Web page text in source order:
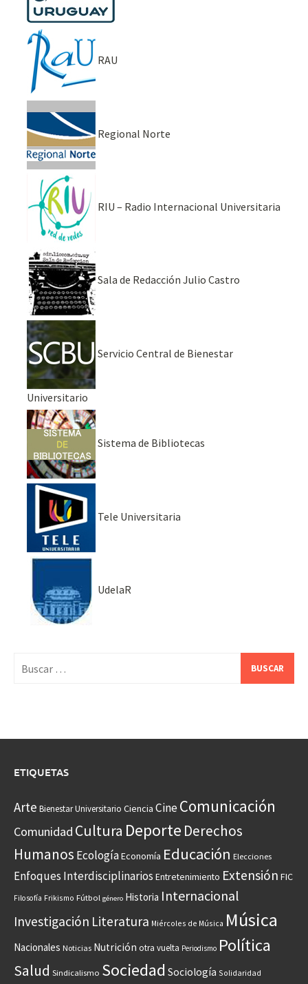
RAU
Regional Norte
RIU – Radio Internacional Universitaria
Sala de Redacción Julio Castro
Servicio Central de Bienestar
Universitario
Sistema de Bibliotecas
Tele Universitaria
UdelaR
ETIQUETAS
Arte Bienestar Universitario Ciencia CineComunicación
Comunidad Cultura Deporte Derechos
Humanos EcologíaEconomía Educación Elecciones
Enfoques Interdisciplinarios Entretenimiento Extensión FIC
Filosofía Frikismo Fútbol género Historia Internacional
Investigación Literatura Miércoles de Música Música
Nacionales Noticias Nutrición otra vuelta Periodismo Política
Salud Sindicalismo Sociedad Sociología Solidaridad